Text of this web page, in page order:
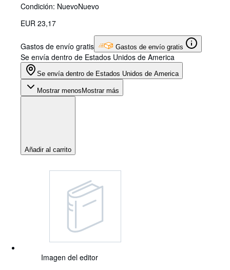
Condición: NuevoNuevo
EUR 23,17
Gastos de envío gratis Gastos de envío gratis
Se envía dentro de Estados Unidos de America
Se envía dentro de Estados Unidos de America
Mostrar menos Mostrar más
Añadir al carrito
Imagen del editor